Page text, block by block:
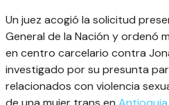
Un juez acogió la solicitud
General de la Nación y ordenó
en centro carcelario contra
investigado por su presunta
relacionados con violencia